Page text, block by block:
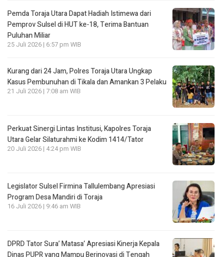
Pemda Toraja Utara Dapat Hadiah Istimewa dari
Pemprov Sulsel di HUT ke-18, Terima Bantuan
Puluhan Miliar
25 Juli 2026 | 6:57 pm WIB
Kurang dari 24 Jam, Polres Toraja Utara Ungkap
Kasus Pembunuhan di Tikala dan Amankan 3 Pelaku
21 Juli 2026 | 7:08 am WIB
Perkuat Sinergi Lintas Institusi, Kapolres Toraja
Utara Gelar Silaturahmi ke Kodim 1414/Tator
20 Juli 2026 | 4:24 pm WIB
Legislator Sulsel Firmina Tallulembang Apresiasi
Program Desa Mandiri di Toraja
16 Juli 2026 | 9:46 am WIB
DPRD Tator Sura’ Matasa’ Apresiasi Kinerja Kepala
Dinas PUPR yang Mampu Berinovasi di Tengah